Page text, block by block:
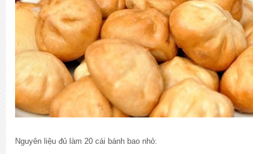
Nguyên liệu đủ làm 20 cái bánh bao nhỏ: